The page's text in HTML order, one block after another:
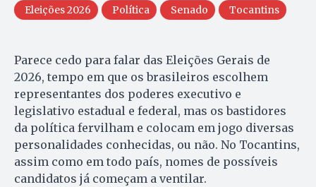
Eleições 2026 Política Senado Tocantins
Parece cedo para falar das Eleições Gerais de
2026, tempo em que os brasileiros escolhem
representantes dos poderes executivo e
legislativo estadual e federal, mas os bastidores
da política fervilham e colocam em jogo diversas
personalidades conhecidas, ou não. No Tocantins,
assim como em todo país, nomes de possíveis
candidatos já começam a ventilar.